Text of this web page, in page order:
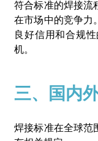
符合标准的焊接流
在市场中的竞争力
良好信用和合规
机。
三、国内
焊接标准在全球范